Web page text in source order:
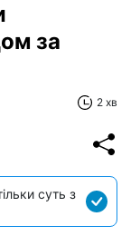
за
2 хв
суть з